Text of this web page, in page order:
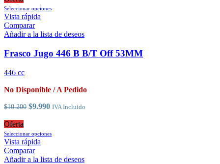
producto
era:
$27.990.
Seleccionar opcionesEste
múltiples
Las
opciones
elegir
la
Vista rápida
Comparar
Añadir a la lista de deseos
Frasco Jugo 446 B B/T Off 53MM
446 cc
No Disponible / A Pedido
$10.200 El
era:
$10.200.
$9.990El
es:
IVA Incluido
Oferta
Seleccionar opcionesEste
múltiples
Vista rápida
Comparar
Añadir a la lista de deseos